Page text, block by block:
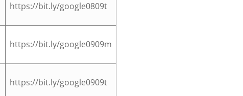
https://bit.ly/google0809t
https://bit.ly/google0909m
https://bit.ly/google0909t